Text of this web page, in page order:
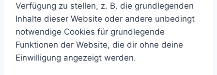
Verfügung zu stellen, z. B. die grundlegenden
Inhalte dieser Website oder andere unbedingt
notwendige Cookies für grundlegende
Funktionen der Website, die dir ohne deine
Einwilligung angezeigt werden.